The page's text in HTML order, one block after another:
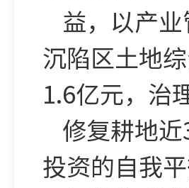
益，以产
沉陷区土地
1.6亿元，治
修复耕地
投资的自我平